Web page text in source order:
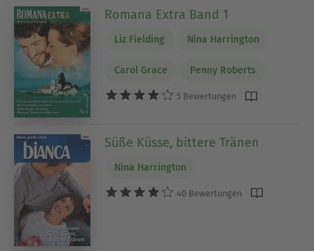
Romana Extra Band 1
Liz Fielding Nina Harrington
Carol Grace Penny Roberts
5 Bewertungen
Süße Küsse, bittere Tränen
Nina Harrington
40 Bewertungen